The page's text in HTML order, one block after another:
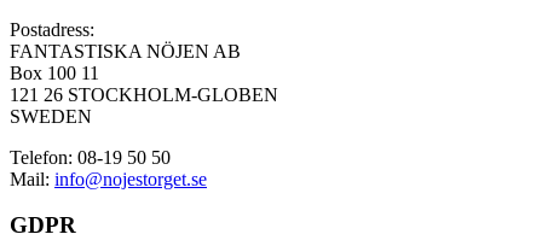
Postadress:
FANTASTISKA NÖJEN AB
Box 100 11
121 26 STOCKHOLM-GLOBEN
SWEDEN
Telefon: 08-19 50 50
Mail: info@nojestorget.se
GDPR